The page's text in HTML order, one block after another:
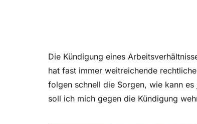
Die Kündigung eines
hat fast immer weitreichende
folgen schnell die Sorgen, wie kann
soll ich mich gegen die Kündigung